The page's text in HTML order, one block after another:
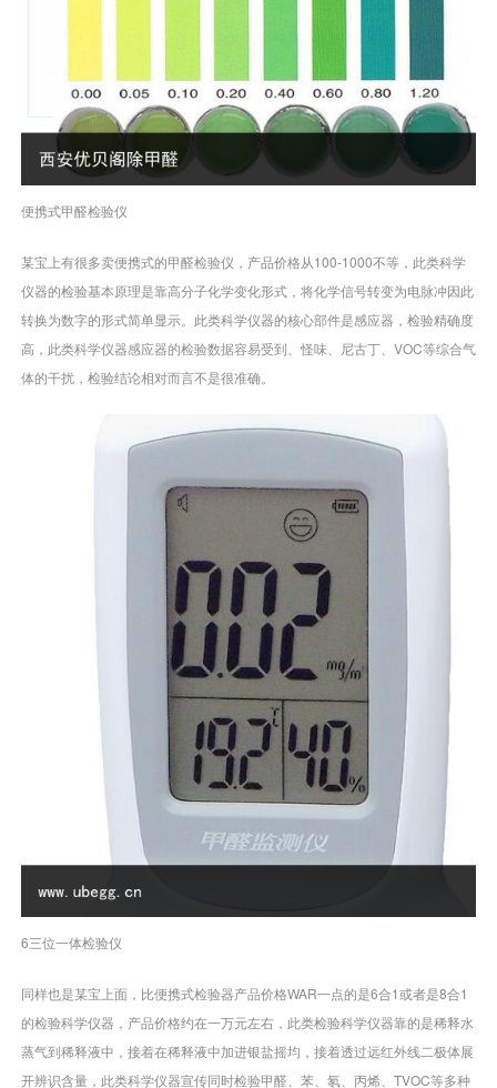
便携式甲醛检验仪
某宝上有很多卖便携式的甲醛检验仪，产品价格从100-1000不等，此类科学
仪器的检验基本原理是靠高分子化学变化形式，将化学信号转变为电脉冲因此
转换为数字的形式简单显示。此类科学仪器的核心部件是感应器，检验精确度
高，此类科学仪器感应器的检验数据容易受到、怪味、尼古丁、VOC等综合气
体的干扰，检验结论相对而言不是很准确。
6三位一体检验仪
同样也是某宝上面，比便携式检验器产品价格WAR一点的是6合1或者是8合1
的检验科学仪器，产品价格约在一万元左右，此类检验科学仪器靠的是稀释水
蒸气到稀释液中，接着在稀释液中加进银盐摇均，接着透过远红外线二极体展
开辨识含量，此类科学仪器宣传同时检验甲醛、苯、氡、丙烯、TVOC等多种